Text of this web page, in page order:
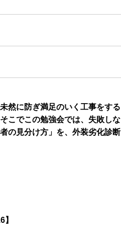
然に防ぎ満足のいく工事をする
こでこの勉強会では、失敗しな
の見分け方」を、外装劣化診断